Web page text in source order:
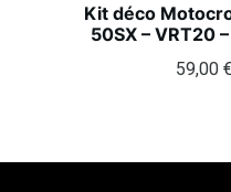
Kit déco
50SX – VRT20
59,00€